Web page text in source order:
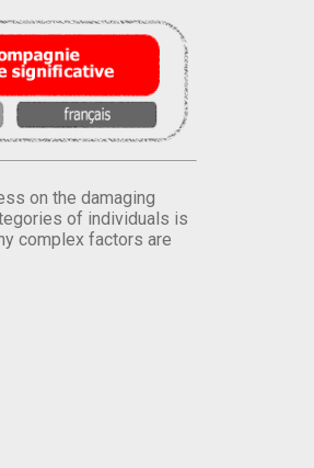
on the damaging
of individuals is
complex factors are